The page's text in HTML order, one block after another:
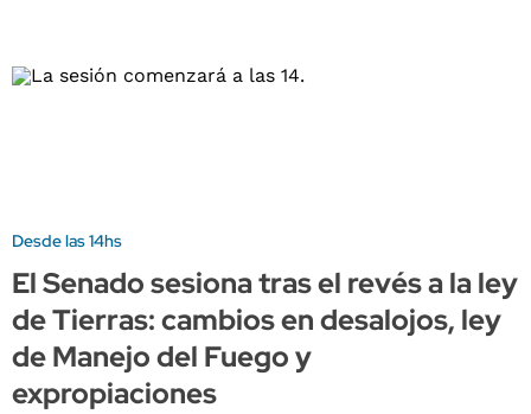
Desde las 14hs
El Senado sesiona tras el revés a la ley
de Tierras: cambios en desalojos, ley
de Manejo del Fuego y
expropiaciones